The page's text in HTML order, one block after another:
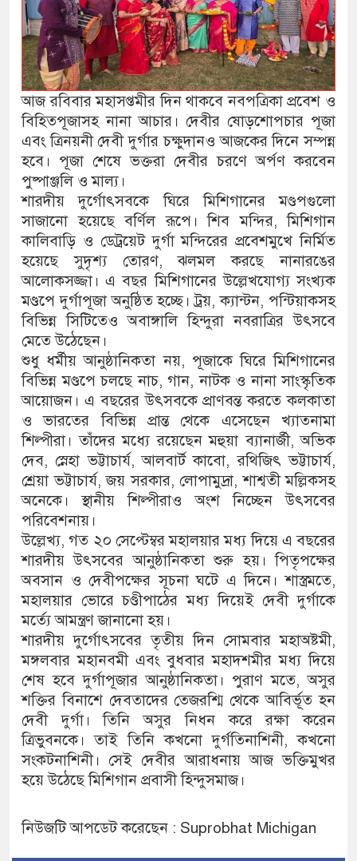
আজ রবিবার মহাসপ্তমীর দিন থাকবে নবপত্রিকা প্রবেশ ও
বিহিতপূজাসহ নানা আচার। দেবীর ষোড়শোপচার পূজা
এবং ত্রিনয়নী দেবী দুর্গার চক্ষুদানও আজকের দিনে সম্পন্ন
হবে। পূজা শেষে ভক্তরা দেবীর চরণে অর্পণ করবেন
পুষ্পাঞ্জলি ও মাল্য।
শারদীয় দুর্গোৎসবকে ঘিরে মিশিগানের মণ্ডপগুলো
সাজানো হয়েছে বর্ণিল রূপে। শিব মন্দির, মিশিগান
কালিবাড়ি ও ডেট্রয়েট দুর্গা মন্দিরের প্রবেশমুখে নির্মিত
হয়েছে সুদৃশ্য তোরণ, ঝলমল করছে নানারঙের
আলোকসজ্জা। এ বছর মিশিগানের উল্লেখযোগ্য সংখ্যক
মণ্ডপে দুর্গাপূজা অনুষ্ঠিত হচ্ছে। ট্রয়, ক্যান্টন, পন্টিয়াকসহ
বিভিন্ন সিটিতেও অবাঙ্গালি হিন্দুরা নবরাত্রির উৎসবে
মেতে উঠেছেন।
শুধু ধর্মীয় আনুষ্ঠানিকতা নয়, পূজাকে ঘিরে মিশিগানের
বিভিন্ন মণ্ডপে চলছে নাচ, গান, নাটক ও নানা সাংস্কৃতিক
আয়োজন। এ বছরের উৎসবকে প্রাণবন্ত করতে কলকাতা
ও ভারতের বিভিন্ন প্রান্ত থেকে এসেছেন খ্যাতনামা
শিল্পীরা। তাঁদের মধ্যে রয়েছেন মহুয়া ব্যানার্জী, অভিক
দেব, স্নেহা ভট্টাচার্য, আলবার্ট কাবো, রথিজিৎ ভট্টাচার্য,
শ্রেয়া ভট্টাচার্য, জয় সরকার, লোপামুদ্রা, শাশ্বতী মল্লিকসহ
অনেকে। স্থানীয় শিল্পীরাও অংশ নিচ্ছেন উৎসবের
পরিবেশনায়।
উল্লেখ্য, গত ২০ সেপ্টেম্বর মহালয়ার মধ্য দিয়ে এ বছরের
শারদীয় উৎসবের আনুষ্ঠানিকতা শুরু হয়। পিতৃপক্ষের
অবসান ও দেবীপক্ষের সূচনা ঘটে এ দিনে। শাস্ত্রমতে,
মহালয়ার ভোরে চণ্ডীপাঠের মধ্য দিয়েই দেবী দুর্গাকে
মর্ত্যে আমন্ত্রণ জানানো হয়।
শারদীয় দুর্গোৎসবের তৃতীয় দিন সোমবার মহাঅষ্টমী,
মঙ্গলবার মহানবমী এবং বুধবার মহাদশমীর মধ্য দিয়ে
শেষ হবে দুর্গাপূজার আনুষ্ঠানিকতা। পুরাণ মতে, অসুর
শক্তির বিনাশে দেবতাদের তেজরশ্মি থেকে আবির্ভূত হন
দেবী দুর্গা। তিনি অসুর নিধন করে রক্ষা করেন
ত্রিভুবনকে। তাই তিনি কখনো দুর্গতিনাশিনী, কখনো
সংকটনাশিনী। সেই দেবীর আরাধনায় আজ ভক্তিমুখর
হয়ে উঠেছে মিশিগান প্রবাসী হিন্দুসমাজ।
নিউজটি আপডেট করেছেন : Suprobhat Michigan